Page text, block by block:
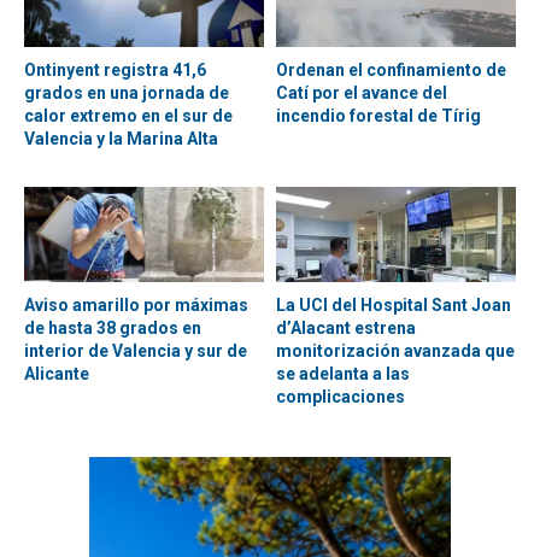
Ontinyent registra 41,6
grados en una jornada de
calor extremo en el sur de
Valencia y la Marina Alta
Ordenan el confinamiento de
Catí por el avance del
incendio forestal de Tírig
Aviso amarillo por máximas
de hasta 38 grados en
interior de Valencia y sur de
Alicante
La UCI del Hospital Sant Joan
d’Alacant estrena
monitorización avanzada que
se adelanta a las
complicaciones